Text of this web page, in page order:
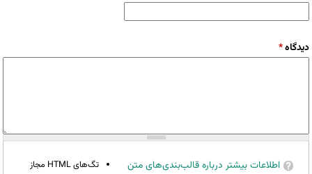
دیدگاه*
اطلاعات بیشتر درباره قالب‌بندی‌های متن
تگ‌های HTML مجاز